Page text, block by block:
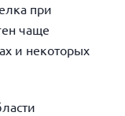
при
чаще
и некоторых